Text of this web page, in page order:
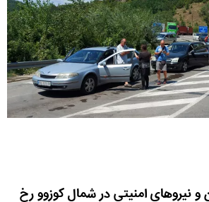
و نیروهای امنیتی در شمال کوزوو رخ